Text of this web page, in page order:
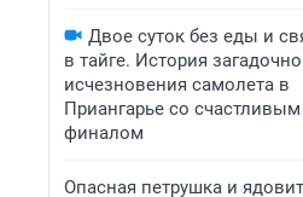
Двое суток без еды и
в тайге. История
исчезновения самолета в
Приангарье со счастливым
финалом
Опасная петрушка и